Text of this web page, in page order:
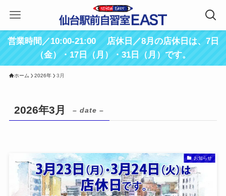
営業時間／10:00-21:00 店休日／8月の店休日は、7日
（金）・17日（月）・31日（月）です。
ホーム 2026年 3月
2026年3月 – date –
お知らせ